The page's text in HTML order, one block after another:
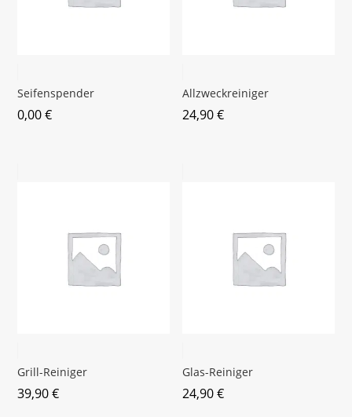
Seifenspender
0,00€
Allzweckreiniger
24,90€
Grill-Reiniger
39,90€
Glas-Reiniger
24,90€